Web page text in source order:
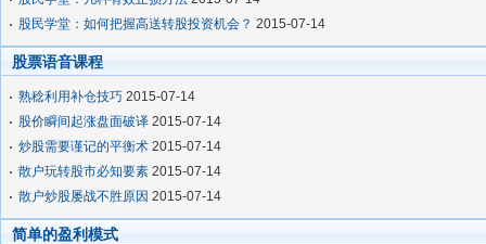
股民学堂：如何把握高送转股投资机会？ 2015-07-14
股票语音课程
熟稔利用补仓技巧 2015-07-14
股价瞬间起涨盘面破译 2015-07-14
炒股需要谨记的平衡术 2015-07-14
散户玩转股市必知要素 2015-07-14
散户炒股屡战不胜原因 2015-07-14
简单的盈利模式